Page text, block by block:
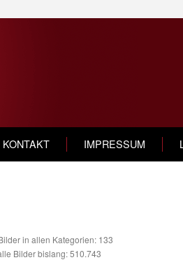
KONTAKT IMPRESSUM
in allen Kategorien: 133
Bilder bislang: 510.743